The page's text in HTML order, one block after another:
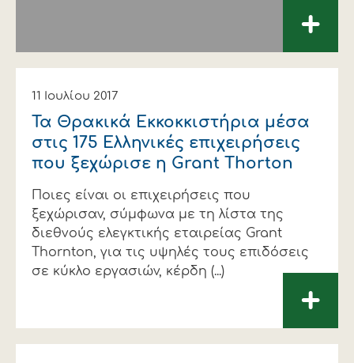
+
11 Ιουλίου 2017
Τα Θρακικά Εκκοκκιστήρια μέσα
στις 175 Ελληνικές επιχειρήσεις
που ξεχώρισε η Grant Thorton
Ποιες είναι οι επιχειρήσεις που
ξεχώρισαν, σύμφωνα με τη λίστα της
διεθνούς ελεγκτικής εταιρείας Grant
Thornton, για τις υψηλές τους επιδόσεις
σε κύκλο εργασιών, κέρδη (...)
+